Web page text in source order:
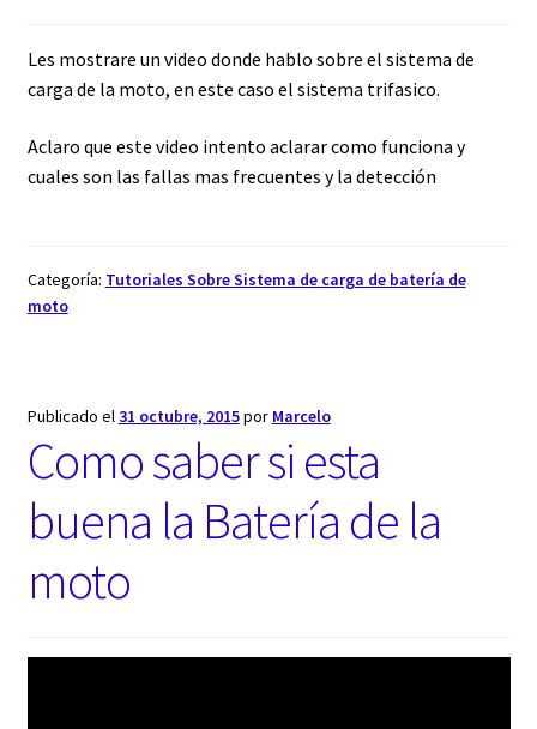
Les mostrare un video donde hablo sobre el sistema de
carga de la moto, en este caso el sistema trifasico.
Aclaro que este video intento aclarar como funciona y
cuales son las fallas mas frecuentes y la detección
Categoría: Tutoriales Sobre Sistema de carga de batería de
moto
Publicado el31 octubre, 2015por Marcelo
Como saber si esta
buena la Batería de la
moto